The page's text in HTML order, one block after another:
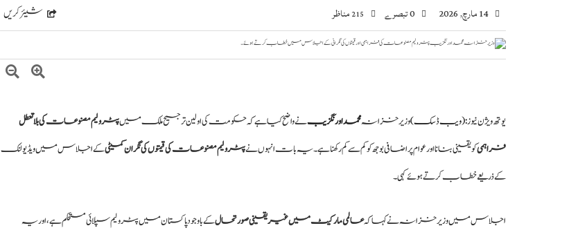
شیئر کریں 14 مارچ, 2026 215مناظر
یوتھ ویژن نیوز:(ویب ڈسک)وزیر خزانہمحمد اورنگزیبنے واضح کیا ہے کہ حکومت کی اولین ترجیح ملک میںپٹرولیم مصنوعات کی بلا تعطل
فراہمیکو یقینی بنانا اور عوام پر اضافی بوجھ کو کم سے کم رکھنا ہے۔ یہ بات انہوں نےپٹرولیم مصنوعات کی قیمتوں کی نگران کمیٹیکے اجلاس میں ویڈیو لنک
کے ذریعے خطاب کرتے ہوئے کہی۔
اجلاس میں وزیر خزانہ نے کہا کہعالمی مارکیٹ میں غیر یقینی صورتحالکے باوجود پاکستان میں پٹرولیم سپلائی مستحکم ہے، اور یہ